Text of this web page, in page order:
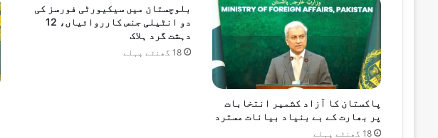
اکتوبر 20, 2024
اکتوبر 6, 2024
پی ٹی آئی کے رہنما اعظم سواتی گرفتار
پاکستان کا آزاد کشمیر انتخابات
پر بھارت کے بے بنیاد بیانات مسترد
18 گھنٹے پہلے
بلوچستان میں سیکیورٹی فورسز کی
دو انٹیلی جنس کارروائیاں، 12
دہشت گرد ہلاک
18 گھنٹے پہلے